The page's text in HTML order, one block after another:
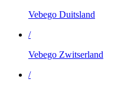
Vebego Duitsland
/
Vebego Zwitserland
/